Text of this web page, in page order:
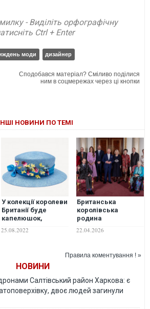
- Виділіть орфографічну
Ctrl + Enter
моди дизайнер
Сподобався матеріал? Сміливо поділися
ним в соцмережах через ці кнопки
НОВИНИ ПО ТЕМІ
У колекції королеви
Британії буде
капелюшок,
українським
25.08.2022
Британська
королівська
родина
історичне фото
22.04.2026
Правила коментування ! »
НОВИНИ
Салтівський район Харкова: є
двоє людей загинули